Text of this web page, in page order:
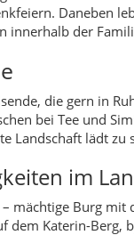
Anlage, in die
Denkmal –
Muş oder
Dörfer.
das Wichtigste
dem Land sollte
ausreichend